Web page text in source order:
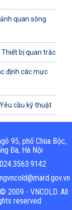
quan sông
bị quan trắc
định các mực
cầu kỹ thuật
95, phố Chùa Bộc,
Đa, Hà Nội
024.3563.9142
2009 - VNCOLD. All
reserved